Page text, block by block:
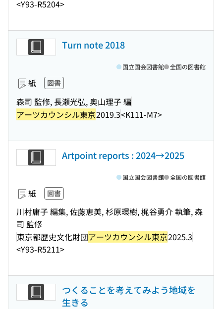
<Y93-R5204>
Turn note 2018
紙 図書
森司 監修, 長瀬光弘, 奥山理子 編
アーツカウンシル東京2019.3<K111-M7>
国立国会図書館 全国の図書館
Artpoint reports : 2024→2025
紙 図書
川村庸子 編集, 佐藤恵美, 杉原環樹, 梶谷勇介 執筆, 森
司 監修
東京都歴史文化財団アーツカウンシル東京2025.3
<Y93-R5211>
国立国会図書館 全国の図書館
つくることを考えてみよう地域を
生きる